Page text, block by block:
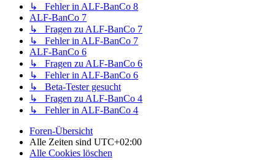
↳ Fehler in ALF-BanCo 8
ALF-BanCo 7
↳ Fragen zu ALF-BanCo 7
↳ Fehler in ALF-BanCo 7
ALF-BanCo 6
↳ Fragen zu ALF-BanCo 6
↳ Fehler in ALF-BanCo 6
↳ Beta-Tester gesucht
↳ Fragen zu ALF-BanCo 4
↳ Fehler in ALF-BanCo 4
Foren-Übersicht
Alle Zeiten sind UTC+02:00
Alle Cookies löschen